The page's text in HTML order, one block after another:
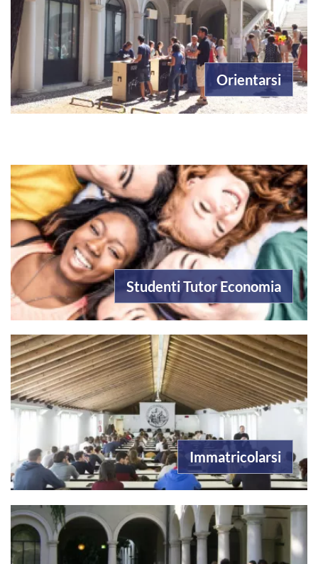
Orientarsi
Studenti Tutor Economia
Immatricolarsi